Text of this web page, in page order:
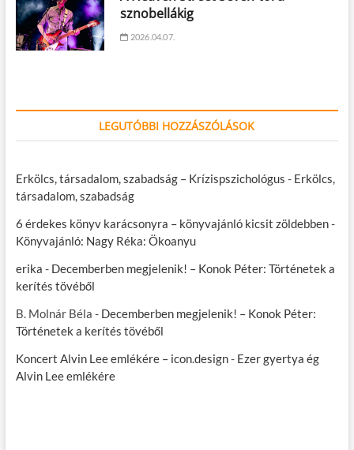
sznobellákig
2026.04.07.
LEGUTÓBBI HOZZÁSZÓLÁSOK
Erkölcs, társadalom, szabadság – Krízispszichológus - Erkölcs,
társadalom, szabadság
6 érdekes könyv karácsonyra – könyvajánló kicsit zöldebben-
Könyvajánló: Nagy Réka: Ökoanyu
erika - Decemberben megjelenik! – Konok Péter: Történetek a
kerítés tövéből
B. Molnár Béla - Decemberben megjelenik! – Konok Péter:
Történetek a kerítés tövéből
Koncert Alvin Lee emlékére – icon.design- Ezer gyertya ég
Alvin Lee emlékére